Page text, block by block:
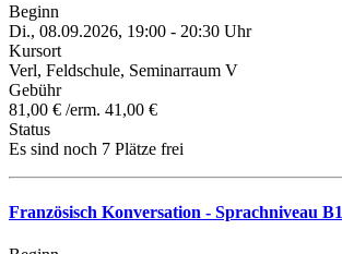
Beginn
Di., 08.09.2026, 19:00 - 20:30 Uhr
Kursort
Verl, Feldschule, Seminarraum V
Gebühr
81,00 € /erm. 41,00 €
Status
Es sind noch 7 Plätze frei
Französisch Konversation - Sprachniveau B1